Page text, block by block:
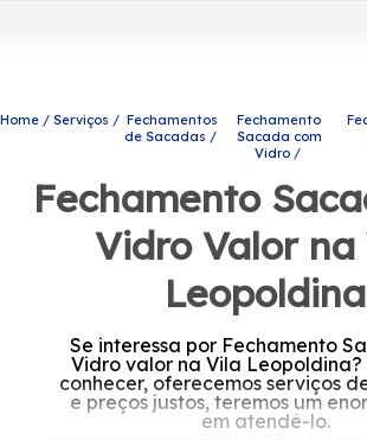
Home Serviços
Fechamentos
de Sacadas
Fechamento
Sacada com
Vidro
Fechamento
Vidro Valor na
Leopoldina
Se interessa por Fechamento
Vidro valor na Vila Leopoldina?
conhecer, oferecemos serviços
e preços justos, teremos um
em atendê-lo.